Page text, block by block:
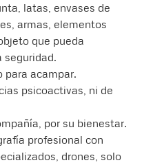
latas, envases de
armas, elementos
que pueda
seguridad.
para acampar.
psicoactivas, ni de
por su bienestar.
profesional con
drones, solo